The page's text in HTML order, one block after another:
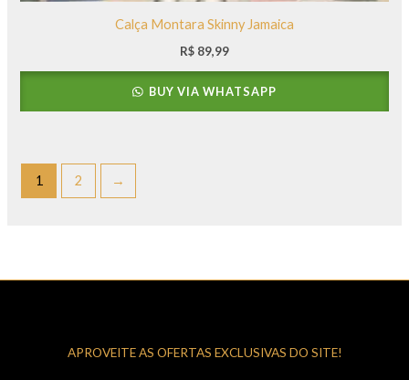
Calça Montara Skinny Jamaica
R$ 89,99
BUY VIA WHATSAPP
1 2 →
APROVEITE AS OFERTAS EXCLUSIVAS DO SITE!